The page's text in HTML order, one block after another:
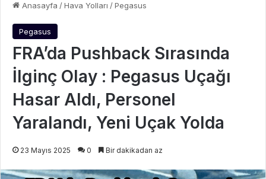
Anasayfa /Hava Yolları /Pegasus
Pegasus
FRA’da Pushback Sırasında
İlginç Olay : Pegasus Uçağı
Hasar Aldı, Personel
Yaralandı, Yeni Uçak Yolda
23 Mayıs 2025 0 Bir dakikadan az